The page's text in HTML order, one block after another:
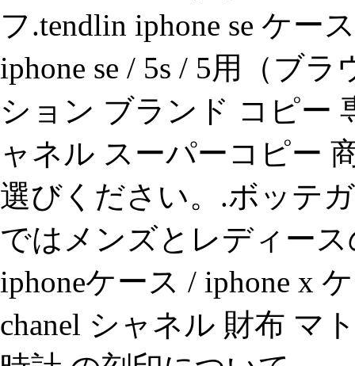
フ.tendlin iphone se ケー
iphone se / 5s / 5用（ブ
ション ブランド コピー
ャネル スーパーコピー
選びください。.ボッテ
ではメンズとレディー
iphoneケース / iphone x
chanel シャネル 財布 マ